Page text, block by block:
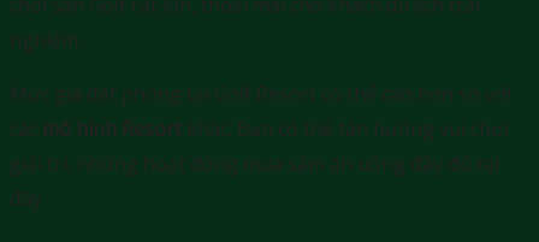
nghiệm.
Mức giá đặt phòng tại Golf Resort có thể cao hơn so với
các mô hình Resort khác. Bạn có thể tận hưởng vui chơi
giải trí, những hoạt động mua sắm ăn uống đầy đủ tại
đây.